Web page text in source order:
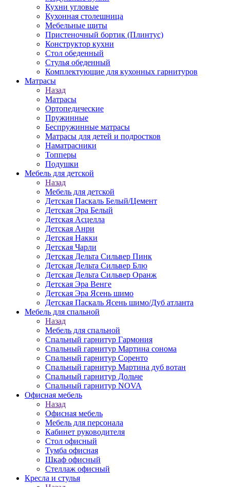
Кухни угловые
Кухонная столешница
Мебельные щиты
Пристеночный бортик (Плинтус)
Конструктор кухни
Стол обеденный
Стулья обеденный
Комплектующие для кухонных гарнитуров
Матраcы
Назад
Матраcы
Ортопедические
Пружинные
Беспружинные матрасы
Матрасы для детей и подростков
Наматрасники
Топперы
Подушки
Мебель для детской
Назад
Мебель для детской
Детская Паскаль Белый/Цемент
Детская Эра Белый
Детская Асцелла
Детская Анри
Детская Накки
Детская Чарли
Детская Дельта Сильвер Пинк
Детская Дельта Сильвер Блю
Детская Дельта Сильвер Оранж
Детская Эра Венге
Детская Эра Ясень шимо
Детская Паскаль Ясень шимо/Дуб атланта
Мебель для спальной
Назад
Мебель для спальной
Спальный гарнитур Гармония
Спальный гарнитур Мартина сонома
Спальный гарнитур Соренто
Спальный гарнитур Мартина дуб вотан
Спальный гарнитур Дольче
Спальный гарнитур NOVA
Офисная мебель
Назад
Офисная мебель
Мебель для персонала
Кабинет руководителя
Стол офисный
Тумба офисная
Шкаф офисный
Стеллаж офисный
Кресла и стулья